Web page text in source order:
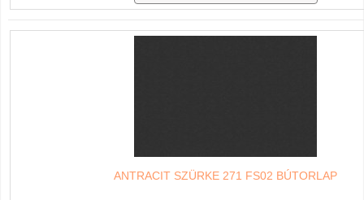
ANTRACIT SZÜRKE 271 FS02 BÚTORLAP